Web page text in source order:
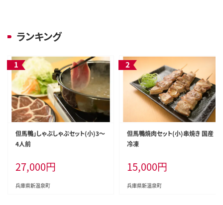
ランキング
但馬鴨」しゃぶしゃぶセット(小)3～
4人前
27,000円
兵庫県新温泉町
但馬鴨焼肉セット(小)串焼き 国産
冷凍
15,000円
兵庫県新温泉町